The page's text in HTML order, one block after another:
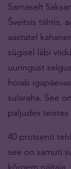
Sarnaselt
Šveitsis tähtis,
aastatel
sügisel läbi
uuringust
hoiab
sularaha. See
paljudes teistes
40 protsenti
see on samuti
kõrgem näitaja.